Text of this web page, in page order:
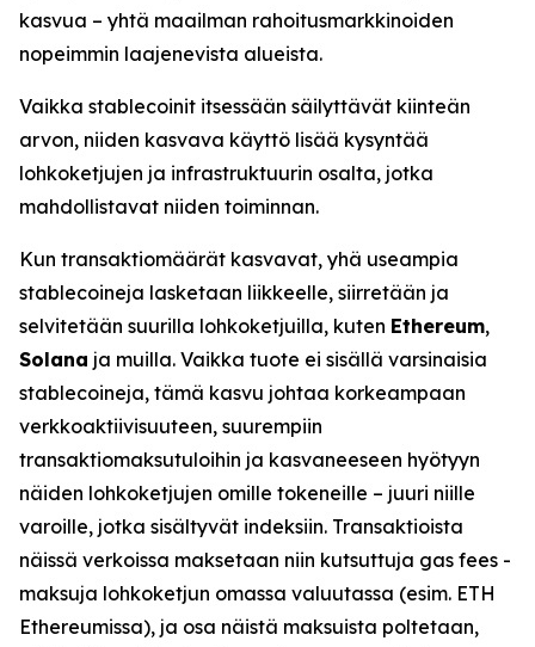
kasvua – yhtä maailman rahoitusmarkkinoiden
nopeimmin laajenevista alueista.
Vaikka stablecoinit itsessään säilyttävät kiinteän
arvon, niiden kasvava käyttö lisää kysyntää
lohkoketjujen ja infrastruktuurin osalta, jotka
mahdollistavat niiden toiminnan.
Kun transaktiomäärät kasvavat, yhä useampia
stablecoineja lasketaan liikkeelle, siirretään ja
selvitetään suurilla lohkoketjuilla, kuten Ethereum,
Solana ja muilla. Vaikka tuote ei sisällä varsinaisia
stablecoineja, tämä kasvu johtaa korkeampaan
verkkoaktiivisuuteen, suurempiin
transaktiomaksutuloihin ja kasvaneeseen hyötyyn
näiden lohkoketjujen omille tokeneille – juuri niille
varoille, jotka sisältyvät indeksiin. Transaktioista
näissä verkoissa maksetaan niin kutsuttuja gas fees -
maksuja lohkoketjun omassa valuutassa (esim. ETH
Ethereumissa), ja osa näistä maksuista poltetaan,